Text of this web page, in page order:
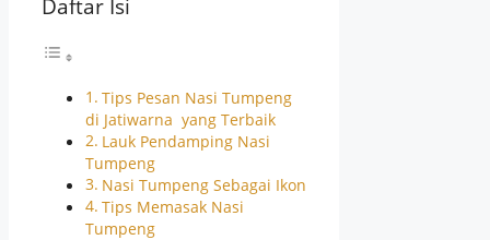
Tips Pesan Nasi Tumpeng
di Jatiwarna yang Terbaik
Lauk Pendamping Nasi
Tumpeng
Nasi Tumpeng Sebagai Ikon
Tips Memasak Nasi
Tumpeng